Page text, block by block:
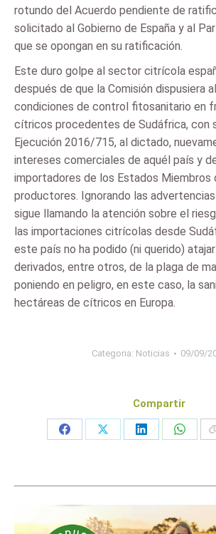
rotundo del Acuerdo pendiente de
solicitado al Gobierno de España y al
que se opongan en su ratificación.
Este duro golpe al sector citrícola
después de que la Comisión dispusiera
condiciones de control fitosanitario en
cítricos procedentes de Sudáfrica, con
Ejecución 2016/715, al dictado,
intereses comerciales de aquél país y
importadores de los Estados Miembros
productores. Ignorando las advertencias
sigue llamando la atención sobre el
las importaciones citrícolas desde
este país no ha podido (ni querido)
derivados, entre otros, de la plaga de
poniendo en peligro, en este caso, la
hectáreas de cítricos en Europa.
Categoria: Noticias 09/09/
Compartir
Share
Share
Share
Share